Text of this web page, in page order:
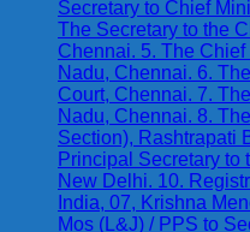
Secretary to Chief
The Secretary to the
Chennai. 5. The Chief
Nadu, Chennai. 6.
Court, Chennai. 7.
Nadu, Chennai. 8.
Section), Rashtrapati
Principal Secretary to
New Delhi. 10.
India, 07, Krishna
Mos (L&J) / PPS to